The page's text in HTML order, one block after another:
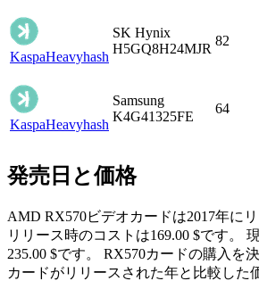
KaspaHeavyhash
SK Hynix
H5GQ8H24MJR
82
KaspaHeavyhash
Samsung
K4G41325FE
64
発売日と価格
AMD RX570ビデオカードは2017年に
リリース時のコストは169.00 $です。
235.00 $です。 RX570カードの購入を
カードがリリースされた年と比較した